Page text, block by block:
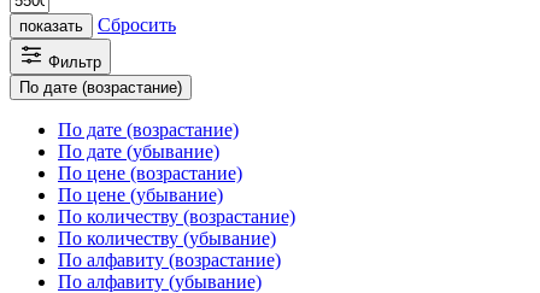
показать Сбросить
Фильтр
По дате (возрастание)
По дате (возрастание)
По дате (убывание)
По цене (возрастание)
По цене (убывание)
По количеству (возрастание)
По количеству (убывание)
По алфавиту (возрастание)
По алфавиту (убывание)